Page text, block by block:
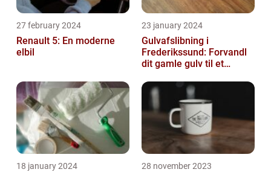
27 february 2024
Renault 5: En moderne
elbil
23 january 2024
Gulvafslibning i
Frederikssund: Forvandl
dit gamle gulv til et
18 january 2024 28 november 2023